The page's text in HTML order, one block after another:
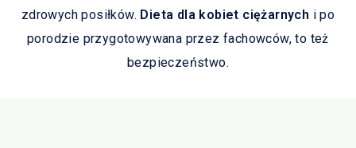
zdrowych posiłków. Dieta dla kobiet ciężarnych i po
porodzie przygotowywana przez fachowców, to też
bezpieczeństwo.